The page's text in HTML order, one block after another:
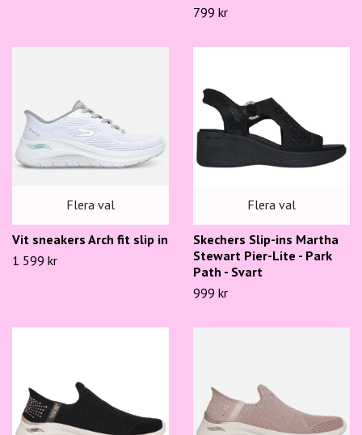
799 kr
Flera val
Vit sneakers Arch fit slip in
1 599 kr
Flera val
Skechers Slip-ins Martha
Stewart Pier-Lite - Park
Path - Svart
999 kr